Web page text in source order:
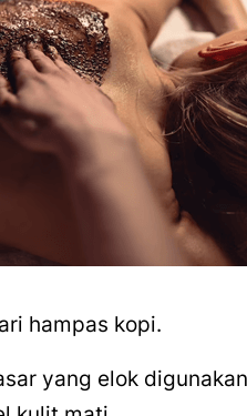
hampas kopi.
yang elok